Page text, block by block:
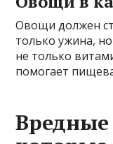
Овощи должен
только ужина,
не только
помогает